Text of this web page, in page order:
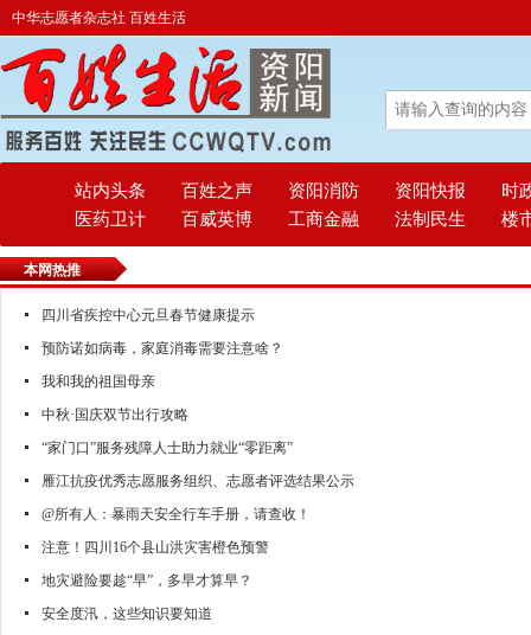
中华志愿者杂志社 百姓生活
站内头条 百姓之声 资阳消防 资阳快报
时
医药卫计
百威英博 工商金融 法制民生 楼
本网热推
四川省疾控中心元旦春节健康提示
预防诺如病毒，家庭消毒需要注意啥？
我和我的祖国母亲
中秋·国庆双节出行攻略
“家门口”服务残障人士助力就业“零距离”
雁江抗疫优秀志愿服务组织、志愿者评选结果公示
@所有人：暴雨天安全行车手册，请查收！
注意！四川16个县山洪灾害橙色预警
地灾避险要趁“早”，多早才算早？
安全度汛，这些知识要知道